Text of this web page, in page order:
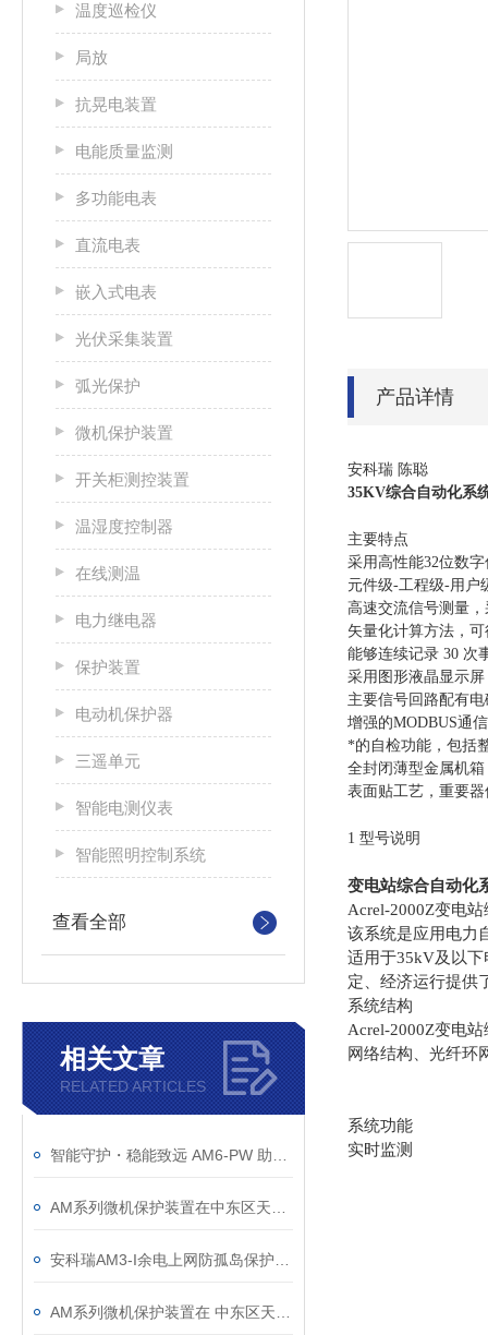
温度巡检仪
局放
抗晃电装置
电能质量监测
多功能电表
直流电表
嵌入式电表
光伏采集装置
弧光保护
微机保护装置
开关柜测控装置
温湿度控制器
在线测温
电力继电器
保护装置
电动机保护器
三遥单元
智能电测仪表
智能照明控制系统
查看全部
相关文章
RELATED ARTICLES
产品详情
安科瑞 陈聪
35KV综合自动化系
主要特点
采用高性能32位数
元件级-工程级-用户
高速交流信号测量
矢量化计算方法，
能够连续记录 30 次
采用图形液晶显示
主要信号回路配有
增强的MODBUS通
*的自检功能，包括
全封闭薄型金属机
表面贴工艺，重要
1 型号说明
变电站综合自动化
Acrel-2000Z变电
该系统是应用电力
适用于35kV及以
定、经济运行提供
系统结构
Acrel-2000Z变电
网络结构、光纤环
系统功能
实时监测